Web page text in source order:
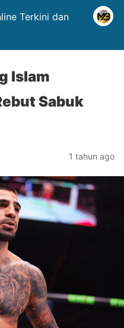
Terkini dan
Islam
Sabuk
1 tahun ago